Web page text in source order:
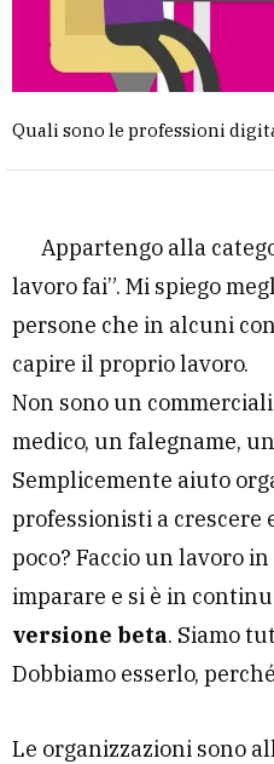
Quali sono le professioni
Appartengo alla
lavoro fai”. Mi spiego
persone che in alcuni
capire il proprio lavoro.
Non sono un
medico, un falegname,
Semplicemente aiuto
professionisti a crescere
poco? Faccio un lavoro
imparare e si è in
versione beta. Siamo
Dobbiamo esserlo,
Le organizzazioni sono